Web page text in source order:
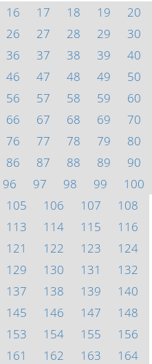
16 17 18 19
20
26 27 28 29
30
36 37 38 39
40
46 47 48 49
50
56 57 58 59
60
66 67 68 69
70
76 77 78 79
80
86 87 88 89
90
96 97 98 99
100
105 106 107
108
113 114 115
116
121 122 123
124
129 130 131
132
137 138 139
140
145 146 147
148
153 154 155
156
161 162 163
164